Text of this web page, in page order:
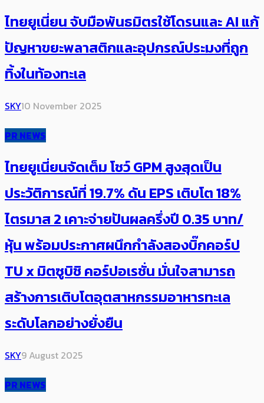
ไทยยูเนี่ยน จับมือพันธมิตรใช้โดรนและ AI แก้
ปัญหาขยะพลาสติกและอุปกรณ์ประมงที่ถูก
ทิ้งในท้องทะเล
SKY10 November 2025
PR NEWS
ไทยยูเนี่ยนจัดเต็ม โชว์ GPM สูงสุดเป็น
ประวัติการณ์ที่ 19.7% ดัน EPS เติบโต 18%
ไตรมาส 2 เคาะจ่ายปันผลครึ่งปี 0.35 บาท/
หุ้น พร้อมประกาศผนึกกำลังสองบิ๊กคอร์ป
TU x มิตซูบิชิ คอร์ปอเรชั่น มั่นใจสามารถ
สร้างการเติบโตอุตสาหกรรมอาหารทะเล
ระดับโลกอย่างยั่งยืน
SKY9 August 2025
PR NEWS